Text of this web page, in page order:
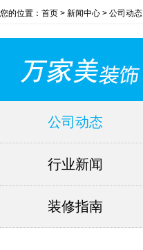
您的位置：首页 > 新闻中心 > 公司动态
公司动态
行业新闻
装修指南